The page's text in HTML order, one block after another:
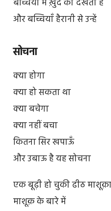
बच्चियों में ख़ुद को देखती हैं
और बच्चियाँ हैरानी से उन्हें
सोचना
क्या होगा
क्या हो सकता था
क्या बचेगा
क्या नहीं बचा
कितना सिर खपाऊँ
और उबाऊ है यह सोचना
एक बूढ़ी हो चुकी ढीठ
माशूक़ के बारे में